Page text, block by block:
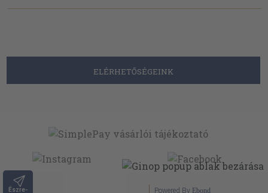
Észre-
ELÉRHETŐSÉGEINK
Powered By Ebond